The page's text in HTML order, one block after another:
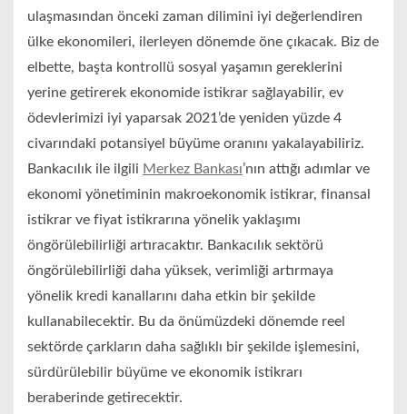
ulaşmasından önceki zaman dilimini iyi değerlendiren
ülke ekonomileri, ilerleyen dönemde öne çıkacak. Biz de
elbette, başta kontrollü sosyal yaşamın gereklerini
yerine getirerek ekonomide istikrar sağlayabilir, ev
ödevlerimizi iyi yaparsak 2021’de yeniden yüzde 4
civarındaki potansiyel büyüme oranını yakalayabiliriz.
Bankacılık ile ilgili Merkez Bankası’nın attığı adımlar ve
ekonomi yönetiminin makroekonomik istikrar, finansal
istikrar ve fiyat istikrarına yönelik yaklaşımı
öngörülebilirliği artıracaktır. Bankacılık sektörü
öngörülebilirliği daha yüksek, verimliği artırmaya
yönelik kredi kanallarını daha etkin bir şekilde
kullanabilecektir. Bu da önümüzdeki dönemde reel
sektörde çarkların daha sağlıklı bir şekilde işlemesini,
sürdürülebilir büyüme ve ekonomik istikrarı
beraberinde getirecektir.